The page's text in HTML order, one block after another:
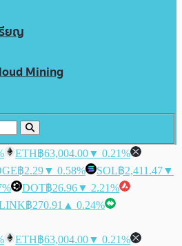
รียญ
Mining
ETH฿63,004.00▼ 0.21%
฿2.29▼ 0.58% SOL฿2,411.47▼
DOT฿26.96▼ 2.21%
฿270.91 ▲ 0.24%
ETH฿63,004.00▼ 0.21%